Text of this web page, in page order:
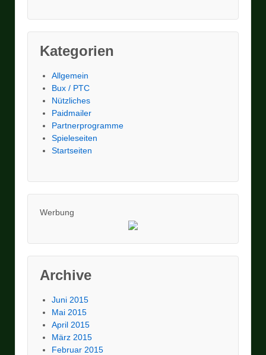
Kategorien
Allgemein
Bux / PTC
Nützliches
Paidmailer
Partnerprogramme
Spieleseiten
Startseiten
Werbung
Archive
Juni 2015
Mai 2015
April 2015
März 2015
Februar 2015